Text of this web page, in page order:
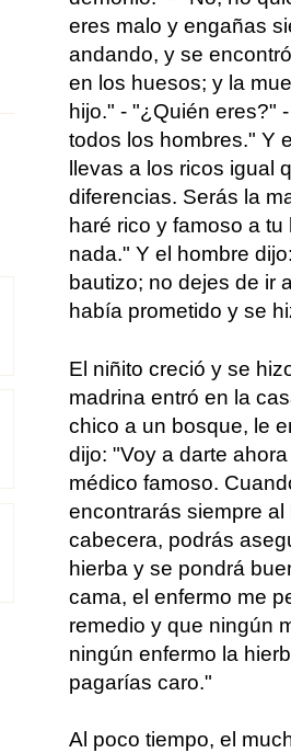
eres malo y engañas
andando, y se
en los huesos; y la
hijo." - "¿Quién eres?"
todos los hombres." Y
llevas a los ricos igual
diferencias. Serás la
haré rico y famoso a
nada." Y el hombre
bautizo; no dejes de ir
había prometido y se
El niñito creció y se
madrina entró en la
chico a un bosque, le
dijo: "Voy a darte
médico famoso.
encontrarás siempre
cabecera, podrás
hierba y se pondrá
cama, el enfermo me
remedio y que ningún
ningún enfermo la
pagarías caro."
Al poco tiempo, el